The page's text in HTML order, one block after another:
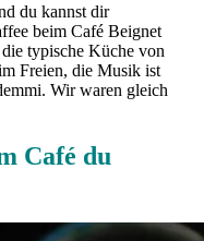
du kannst dir
beim Café Beignet
typische Küche von
Freien, die Musik ist
Wir waren gleich
Café du